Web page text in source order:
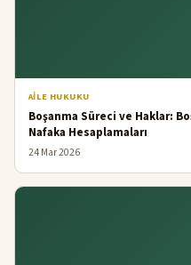
AILE HUKUKU
Boşanma Süreci ve Haklar:
Nafaka Hesaplamaları
24 Mar 2026